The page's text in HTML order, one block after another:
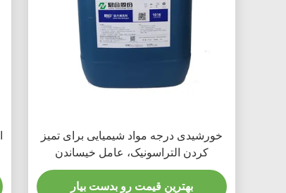
خورشیدی درجه مواد شیمیایی برای تمیز
کردن التراسونیک، عامل خیساندن
سیلیکون
بهترین قیمت رو بدست بیار